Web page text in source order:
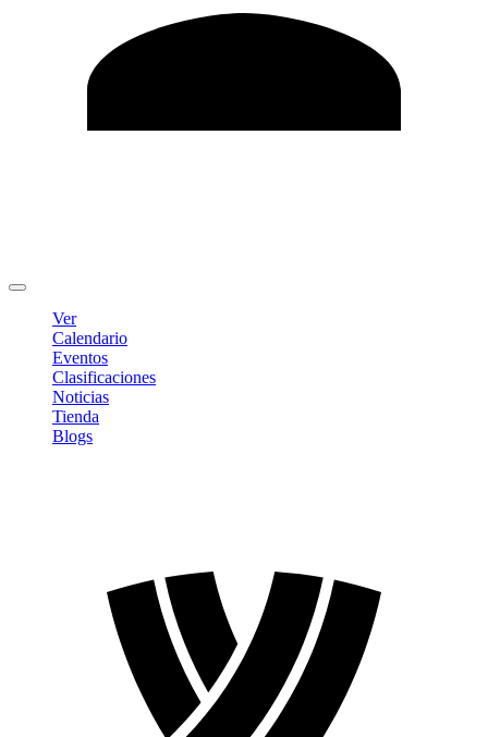
Ver
Calendario
Eventos
Clasificaciones
Noticias
Tienda
Blogs